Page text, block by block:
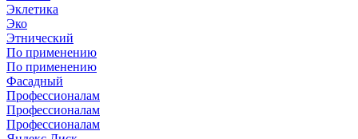
Эклетика
Эко
Этнический
По применению
По применению
Фасадный
Профессионалам
Профессионалам
Профессионалам